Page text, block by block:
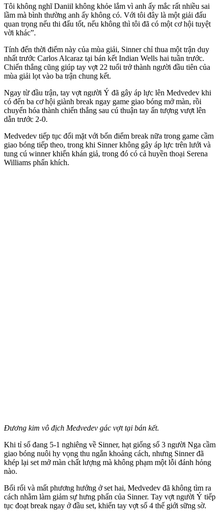
Tôi không nghĩ Daniil không khỏe lắm vì anh ấy mắc rất nhiều sai
lầm mà bình thường anh ấy không có. Với tôi đây là một giải đấu
quan trọng nếu thi đấu tốt, nếu không thì tôi đã có một cơ hội tuyệt
vời khác”.
Tính đến thời điểm này của mùa giải, Sinner chỉ thua một trận duy
nhất trước Carlos Alcaraz tại bán kết Indian Wells hai tuần trước.
Chiến thắng cũng giúp tay vợt 22 tuổi trở thành người đầu tiên của
mùa giải lọt vào ba trận chung kết.
Ngay từ đầu trận, tay vợt người Ý đã gây áp lực lên Medvedev khi
có đến ba cơ hội giành break ngay game giao bóng mở màn, rồi
chuyển hóa thành chiến thắng sau cú thuận tay ấn tượng vượt lên
dẫn trước 2-0.
Medvedev tiếp tục đối mặt với bốn điểm break nữa trong game cầm
giao bóng tiếp theo, trong khi Sinner không gây áp lực trên lưới và
tung cú winner khiến khán giả, trong đó có cả huyền thoại Serena
Williams phấn khích.
Đương kim vô địch Medvedev gác vợt tại bán kết.
Khi tỉ số đang 5-1 nghiêng về Sinner, hạt giống số 3 người Nga cầm
giao bóng nuôi hy vọng thu ngắn khoảng cách, nhưng Sinner đã
khép lại set mở màn chất lượng mà không phạm một lỗi đánh hỏng
nào.
Bối rối và mất phương hướng ở set hai, Medvedev đã không tìm ra
cách nhằm làm giảm sự hưng phấn của Sinner. Tay vợt người Ý tiếp
tục đoạt break ngay ở đầu set, khiến tay vợt số 4 thế giới sững sờ.